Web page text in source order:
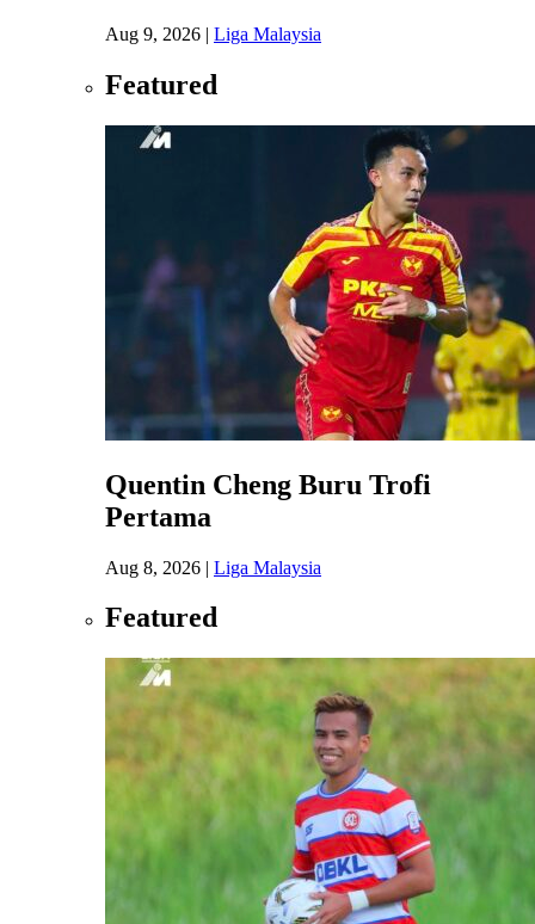
Aug 9, 2026 | Liga Malaysia
Featured
Quentin Cheng Buru Trofi
Pertama
Aug 8, 2026 | Liga Malaysia
Featured